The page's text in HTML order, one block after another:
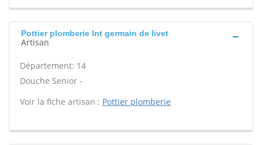
Pottier plomberie Int germain de livet
Artisan
Département: 14
Douche Senior -
Voir la fiche artisan : Pottier plomberie